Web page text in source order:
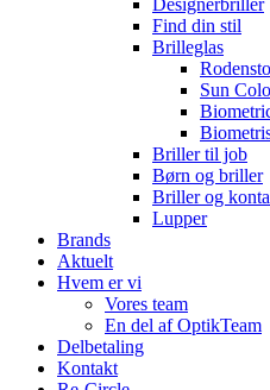
Designerbriller
Find din stil
Brilleglas
Sun
Briller til job
Børn og briller
Briller og
Lupper
Brands
Aktuelt
Hvem er vi
Vores team
En del af OptikTeam
Delbetaling
Kontakt